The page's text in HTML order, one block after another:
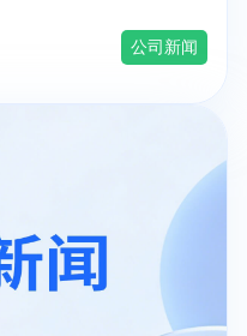
公司新闻